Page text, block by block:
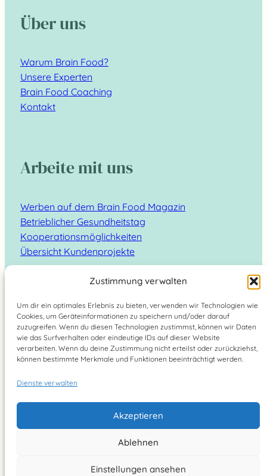
Zustimmung verwalten
Um dir ein optimales Erlebnis zu bieten, verwenden wir Technologien wie
Cookies, um Geräteinformationen zu speichern und/oder darauf
zuzugreifen. Wenn du diesen Technologien zustimmst, können wir Daten
wie das Surfverhalten oder eindeutige IDs auf dieser Website
verarbeiten. Wenn du deine Zustimmung nicht erteilst oder zurückziehst,
können bestimmte Merkmale und Funktionen beeinträchtigt werden.
Dienste verwalten
Akzeptieren
Ablehnen
Einstellungen ansehen
Über uns
Warum Brain Food?
Unsere Experten
Brain Food Coaching
Kontakt
Arbeite mit uns
Werben auf dem Brain Food Magazin
Betrieblicher Gesundheitstag
Kooperationsmöglichkeiten
Übersicht Kundenprojekte
Suchen
Brain Food Magazin – lebe bewusst 2026
Facebook